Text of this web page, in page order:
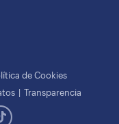
de Cookies
Transparencia